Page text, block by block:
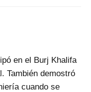
en el Burj Khalifa
También demostró
cuando se